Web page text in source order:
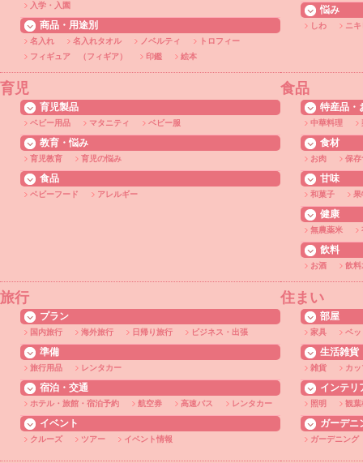
入学・入園
商品・用途別
名入れ 名入れタオル ノベルティ
トロフィー
フィギュア （フィギア）
印鑑 絵本
悩み
しわ ニ
育児
育児製品
ベビー用品 マタニティ ベビー服
教育・悩み
育児教育 育児の悩み
食品
ベビーフード アレルギー
食品
特産品・
中華料理
食材
お肉 保存
甘味
和菓子 果
健康
無農薬米
飲料
お酒 飲料
旅行
プラン
国内旅行 海外旅行 日帰り旅行 ビジネス・出張
準備
旅行用品 レンタカー
宿泊・交通
ホテル・旅館・宿泊予約 航空券 高速バス レンタカー
イベント
クルーズ ツアー イベント情報
住まい
部屋
家具 ベッ
生活雑貨
雑貨 カッ
インテリ
照明 観葉
ガーデニ
ガーデニング